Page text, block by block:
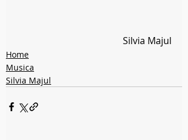
Silvia Majul
Home
Musica
Silvia Majul